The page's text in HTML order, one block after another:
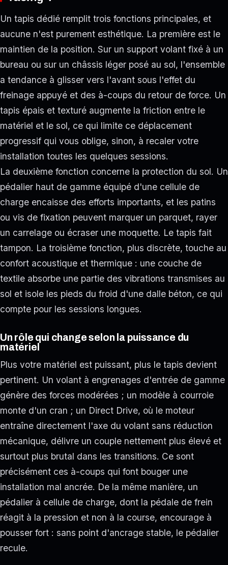
Un tapis dédié remplit trois fonctions principales, et
aucune n'est purement esthétique. La première est le
maintien de la position. Sur un support volant fixé à un
bureau ou sur un châssis léger posé au sol, l'ensemble
a tendance à glisser vers l'avant sous l'effet du
freinage appuyé et des à-coups du retour de force. Un
tapis épais et texturé augmente la friction entre le
matériel et le sol, ce qui limite ce déplacement
progressif qui vous oblige, sinon, à recaler votre
installation toutes les quelques sessions.
La deuxième fonction concerne la protection du sol. Un
pédalier haut de gamme équipé d'une cellule de
charge encaisse des efforts importants, et les patins
ou vis de fixation peuvent marquer un parquet, rayer
un carrelage ou écraser une moquette. Le tapis fait
tampon. La troisième fonction, plus discrète, touche au
confort acoustique et thermique : une couche de
textile absorbe une partie des vibrations transmises au
sol et isole les pieds du froid d'une dalle béton, ce qui
compte pour les sessions longues.
Un rôle qui change selon la puissance du
matériel
Plus votre matériel est puissant, plus le tapis devient
pertinent. Un volant à engrenages d'entrée de gamme
génère des forces modérées ; un modèle à courroie
monte d'un cran ; un Direct Drive, où le moteur
entraîne directement l'axe du volant sans réduction
mécanique, délivre un couple nettement plus élevé et
surtout plus brutal dans les transitions. Ce sont
précisément ces à-coups qui font bouger une
installation mal ancrée. De la même manière, un
pédalier à cellule de charge, dont la pédale de frein
réagit à la pression et non à la course, encourage à
pousser fort : sans point d'ancrage stable, le pédalier
recule.